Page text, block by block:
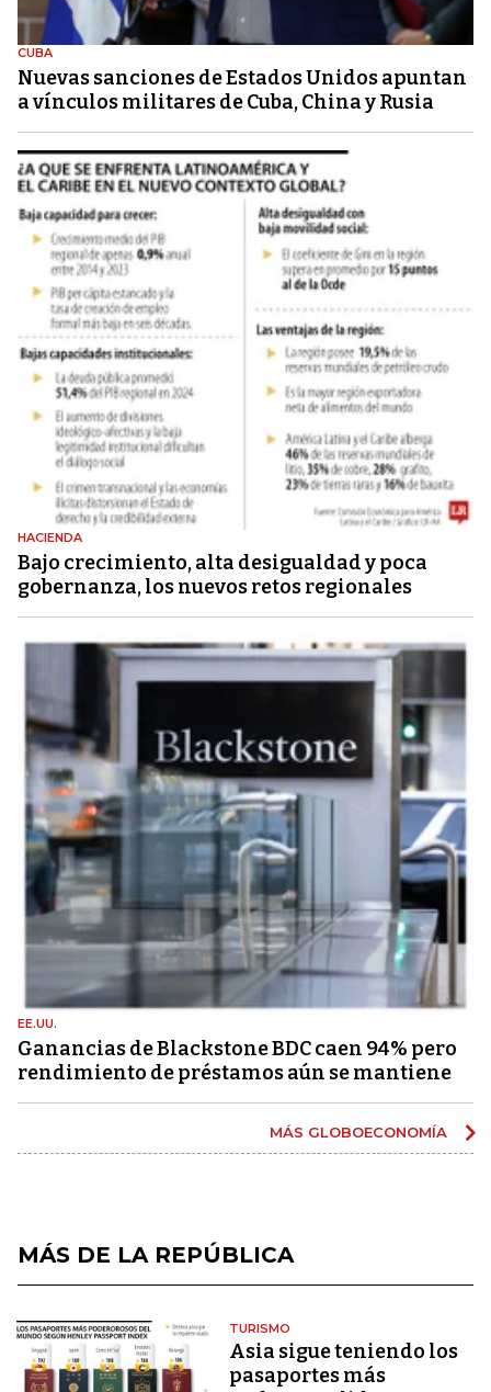
CUBA
Nuevas sanciones de Estados Unidos apuntan
a vínculos militares de Cuba, China y Rusia
HACIENDA
Bajo crecimiento, alta desigualdad y poca
gobernanza, los nuevos retos regionales
EE.UU.
Ganancias de Blackstone BDC caen 94% pero
rendimiento de préstamos aún se mantiene
MÁS GLOBOECONOMÍA
MÁS DE LA REPÚBLICA
TURISMO
Asia sigue teniendo los
pasaportes más